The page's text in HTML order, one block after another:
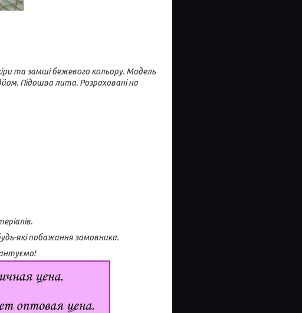
та замші бежевого кольору. Модель
Підошва лита. Розраховані на
які побажання замовника.